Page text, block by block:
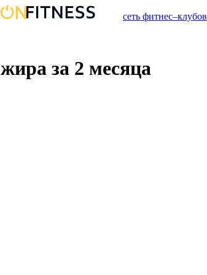
сеть фитнес–клубов
жира за 2 месяца